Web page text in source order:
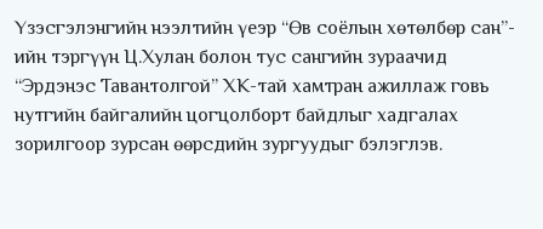
Үзэсгэлэнгийн нээлтийн үеэр “Өв соёлын хөтөлбөр сан”-
ийн тэргүүн Ц.Хулан болон тус сангийн зураачид
“Эрдэнэс Тавантолгой” ХК-тай хамтран ажиллаж говь
нутгийн байгалийн цогцолборт байдлыг хадгалах
зорилгоор зурсан өөрсдийн зургуудыг бэлэглэв.